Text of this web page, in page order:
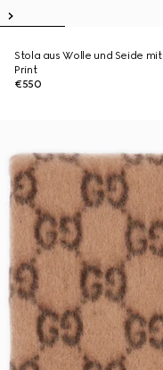
Stola aus Wolle und Seide mit
Print
€550